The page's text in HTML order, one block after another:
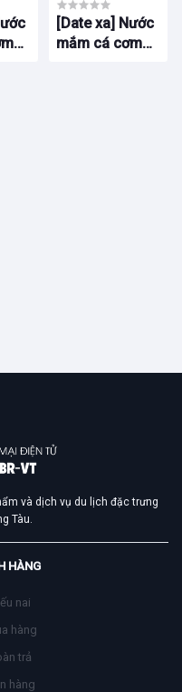
[Date xa] Nước
mắm cá cơm
và dịch vụ du lịch đặc trưng
Tàu.
HÀNG
nai
hàng
trả
hàng